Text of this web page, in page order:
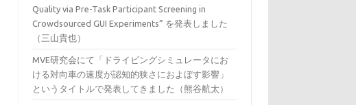
Quality via Pre-Task Participant Screening in
Crowdsourced GUI Experiments” を発表しました
（三山貴也）
MVE研究会にて「ドライビングシミュレータにお
ける対向車の速度が認知的狭さにおよぼす影響」
というタイトルで発表してきました（熊谷航太）